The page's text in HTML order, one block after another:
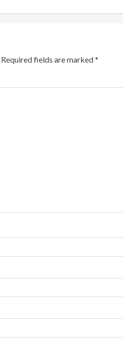
Required fields are marked*